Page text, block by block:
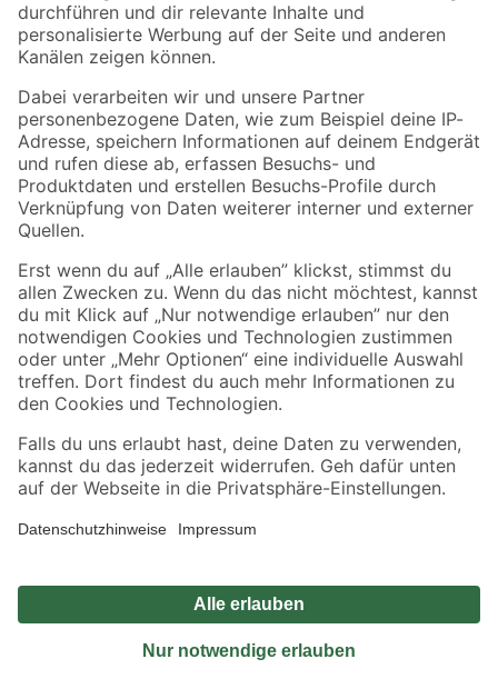
Folge uns
Zahlungsarten Versandarten
Sicher einkaufen
Jetzt die toom-App herunterladen
Alle Preisangaben in EUR inkl. gesetzl. MwSt.. Die dargestellten Angebote sind unter
Umständen nicht in allen Märkten verfügbar. Die angegebenen Verfügbarkeiten beziehen
Produkte nur solange der Vorrat reicht.
*Paketversand ab 59 € versandkostenfrei, gilt nicht für Artikel mit Speditionsversand, hier
Privatsphäre Impressum
Nutzungsbedingungen
Widerrufsrecht
Vertrag widerrufen